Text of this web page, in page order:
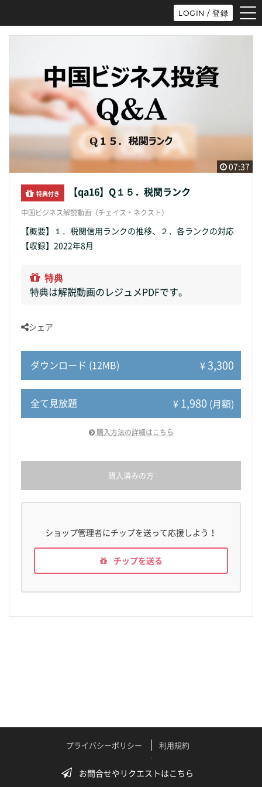
LOGIN / 登録
07:37
特典付き 【qa16】Q１５．税関ランク
中国ビジネス解説動画（チェイス・ネクスト）
【概要】１．税関信用ランクの推移、２．各ランクの対応
【収録】2022年8月
特典
特典は解説動画のレジュメPDFです。
シェア
ダウンロード (12MB) ¥3,300
全て見放題 ¥ 1,980 (月額)
購入方法の詳細はこちら
購入済みの方
ショップ管理者にチップを送って応援しよう！
チップを送る
お問合せやリクエストはこちら
プライバシーポリシー
利用規約
テクニカルサポート